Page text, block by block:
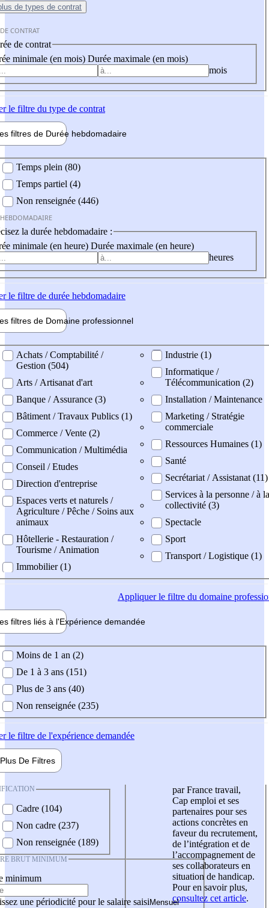
de types de contrat
CONTRAT
de contrat
minimale (en mois) Durée maximale (en mois)
mois
le filtre du type de contrat
filtres de Durée hebdomadaire
Temps plein (80)
Temps partiel (4)
Non renseignée (446)
la durée hebdomadaire :
minimale (en heure) Durée maximale (en heure)
heures
le filtre de durée hebdomadaire
filtres de Domaine professionnel
professionel
Achats / Comptabilité /
Gestion (504)
Arts / Artisanat d'art
Banque / Assurance (3)
Bâtiment / Travaux Publics (1)
Commerce / Vente (2)
Communication / Multimédia
Conseil / Etudes
Direction d'entreprise
Espaces verts et naturels /
Agriculture / Pêche / Soins aux
animaux
Hôtellerie - Restauration /
Tourisme / Animation
Immobilier (1)
Industrie (1)
Informatique /
Télécommunication (2)
Installation / Maintenance
Marketing / Stratégie
commerciale
Ressources Humaines (1)
Santé
Secrétariat / Assistanat (11)
Services à la personne / à la
collectivité (3)
Spectacle
Sport
Transport / Logistique (1)
Appliquerle filtre du domaine
filtres liés à l'Expérience demandée
demandée
Moins de 1 an (2)
De 1 à 3 ans (151)
Plus de 3 ans (40)
Non renseignée (235)
le filtre de l'expérience demandée
Plus De Filtres
Cadre (104)
Non cadre (237)
Non renseignée (189)
BRUT MINIMUM
minimum
une périodicité pour le salaire saisi
par France travail,
Cap emploi et ses
partenaires pour ses
actions concrètes en
faveur du recrutement,
de l’intégration et de
l’accompagnement de
ses collaborateurs en
situation de handicap.
Pour en savoir plus,
consultez cet article.